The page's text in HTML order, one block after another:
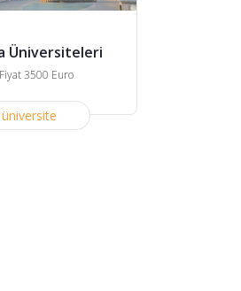
Üniversiteleri
3500 Euro
üniversite